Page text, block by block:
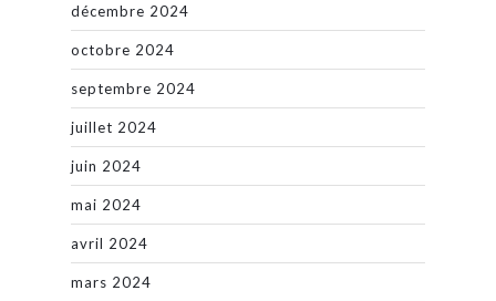
décembre 2024
octobre 2024
septembre 2024
juillet 2024
juin 2024
mai 2024
avril 2024
mars 2024